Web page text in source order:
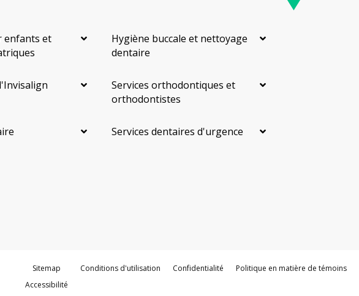
enfants et
Hygiène buccale et nettoyage
dentaire
Services orthodontiques et
orthodontistes
Services dentaires d'urgence
Sitemap Conditions d'utilisation Confidentialité
Politique en matière de témoins
Accessibilité